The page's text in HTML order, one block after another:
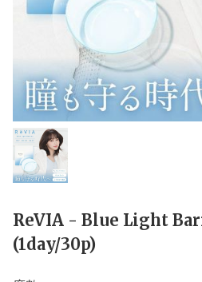
ReVIA - Blue Light
(1day/30p)